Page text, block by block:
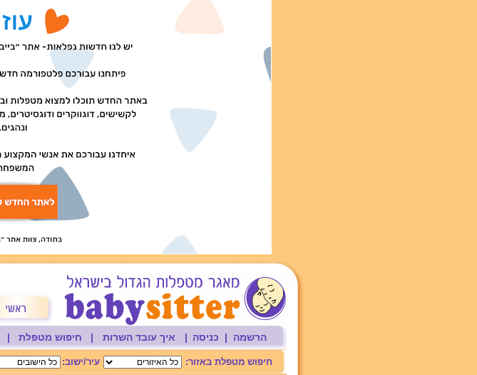
הרשמה | כניסה | איך עובד השרות | חיפוש מטפלת |
חיפוש מטפלת באזור: עיר/ישוב: